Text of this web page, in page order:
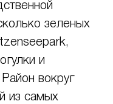
зеленых
и
вокруг
из самых